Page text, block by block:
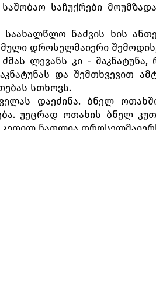
საჩუქრები
ნაძვის ხის
დროსელმაიერი
ძმას ლევანს კი -
და შემთხვევით
სთხოვს.
დაეძინა. ბნელ
უეცრად ოთახის ბნელ
ნათლია დროსელმაიერს